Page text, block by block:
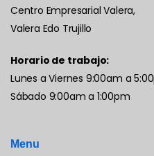
Centro Empresarial Valera,
Valera Edo Trujillo
Horario de trabajo:
Lunes a Viernes 9:00am a
Sábado 9:00am a 1:00pm
Menu